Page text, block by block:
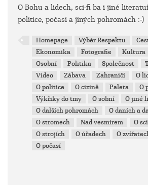
O Bohu a lidech, sci-fi ba i jiné
politice, počasí a jiných pohromách :-)
Homepage Výběr Respektu
Ekonomika
Fotografie Kultura
Osobní
Politika Společnost
Video
Zábava Zahraničí O
O politice
O cizině Paleta
O
Výkřiky do tmy
O sobní
O jiné
O dalších pohromách
O daních a
O stromech
Nad vesmírem
O
O strojích
O úřadech O
O počasí